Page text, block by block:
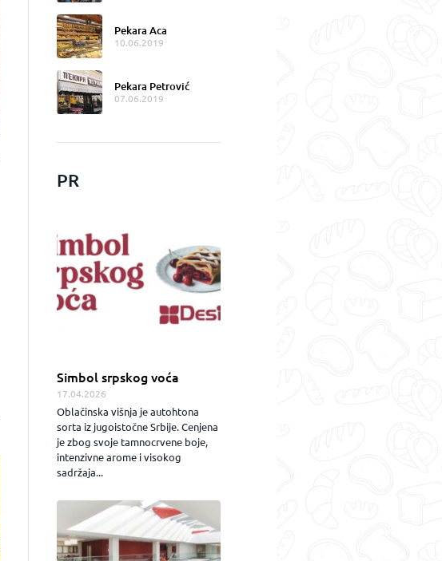
Pekara Aca
10.06.2019
Pekara Petrović
07.06.2019
PR
Simbol srpskog voća
17.04.2026
Oblačinska višnja je autohtona
sorta iz jugoistočne Srbije. Cenjena
je zbog svoje tamnocrvene boje,
intenzivne arome i visokog
sadržaja...